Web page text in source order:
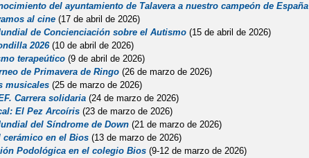
del ayuntamiento de Talavera a nuestro campeón de España
al cine (17 de abril de 2026)
de Concienciación sobre el Autismo(15 de abril de 2026)
2026(10 de abril de 2026)
terapeútico (9 de abril de 2026)
de Primavera de Ringo (26 de marzo de 2026)
musicales(25 de marzo de 2026)
Carrera solidaria (24 de marzo de 2026)
El Pez Arcoíris (23 de marzo de 2026)
del Síndrome de Down (21 de marzo de 2026)
cerámico en el Bios (13 de marzo de 2026)
Podológica en el colegio Bios(9-12 de marzo de 2026)